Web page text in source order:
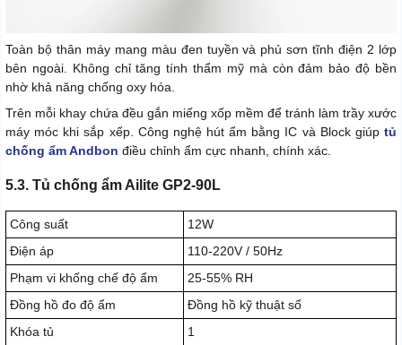
Toàn bộ thân máy mang màu đen tuyền và phủ sơn tĩnh điện 2 lớp
bên ngoài. Không chỉ tăng tính thẩm mỹ mà còn đảm bảo độ bền
nhờ khả năng chống oxy hóa.
Trên mỗi khay chứa đều gắn miếng xốp mềm để tránh làm trầy xước
máy móc khi sắp xếp. Công nghệ hút ẩm bằng IC và Block giúp tủ
chống ẩm Andbon điều chỉnh ẩm cực nhanh, chính xác.
5.3. Tủ chống ẩm Ailite GP2-90L
Công suất
12W
Điện áp
110-220V / 50Hz
Phạm vi khống chế độ ẩm
25-55% RH
Đồng hồ đo độ ẩm
Đồng hồ kỹ thuật số
Khóa tủ
1